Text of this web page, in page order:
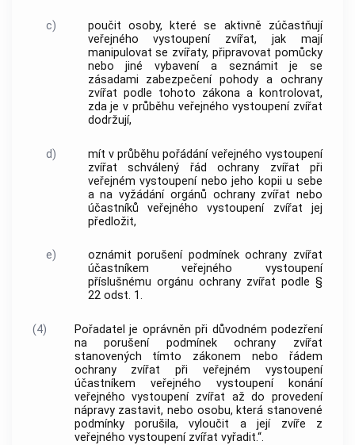
c)
poučit osoby, které se aktivně zúčastňují
veřejného vystoupení zvířat, jak mají
manipulovat se zvířaty, připravovat pomůcky
nebo jiné vybavení a seznámit je se
zásadami zabezpečení pohody a ochrany
zvířat podle tohoto zákona a kontrolovat,
zda je v průběhu veřejného vystoupení zvířat
dodržují,
d)
mít v průběhu pořádání veřejného vystoupení
zvířat schválený řád ochrany zvířat při
veřejném vystoupení nebo jeho kopii u sebe
a na vyžádání orgánů ochrany zvířat nebo
účastníků veřejného vystoupení zvířat jej
předložit,
e)
oznámit porušení podmínek ochrany zvířat
účastníkem veřejného vystoupení
příslušnému orgánu ochrany zvířat podle §
22 odst. 1.
(4)
Pořadatel je oprávněn při důvodném podezření
na porušení podmínek ochrany zvířat
stanovených tímto zákonem nebo řádem
ochrany zvířat při veřejném vystoupení
účastníkem veřejného vystoupení konání
veřejného vystoupení zvířat až do provedení
nápravy zastavit, nebo osobu, která stanovené
podmínky porušila, vyloučit a její zvíře z
veřejného vystoupení zvířat vyřadit.“.